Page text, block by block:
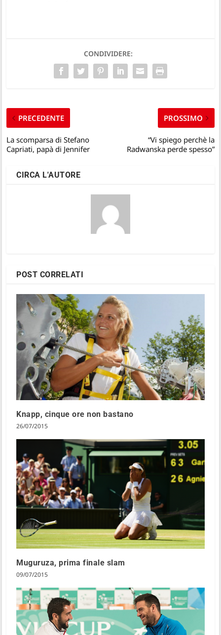
CONDIVIDERE:
PRECEDENTE
La scomparsa di Stefano
Capriati, papà di Jennifer
PROSSIMO
“Vi spiego perchè la
Radwanska perde spesso”
CIRCA L'AUTORE
POST CORRELATI
Knapp, cinque ore non bastano
26/07/2015
Muguruza, prima finale slam
09/07/2015